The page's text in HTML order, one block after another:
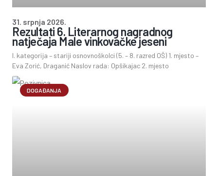
Rezultati 6. Literarnog nagradnog
natječaja Male vinkovačke jeseni
I. kategorija – stariji osnovnoškolci (5. – 8. razred OŠ) 1. mjesto –
Eva Zorić, Draganić Naslov rada: Opšikajac 2. mjesto
31. srpnja 2026.
DOGAĐANJA